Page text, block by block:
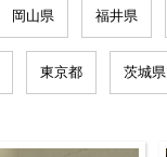
岡山県 福井県
東京都 茨城県